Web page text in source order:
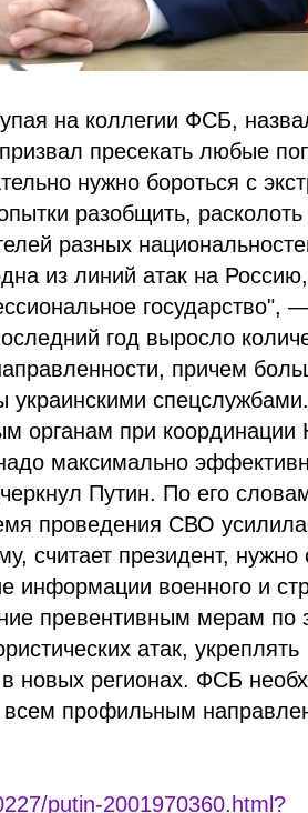
на коллегии ФСБ,
пресекать любые
нужно бороться с
разобщить,
разных
из линий атак на
государство",
год выросло
причем
украинскими
органам при координации
максимально
Путин. По его
проведения СВО
считает президент, нужно
информации военного и
превентивным мерам по
атак, укреплять
в новых регионах. ФСБ
всем профильным
putin-2001970360.html?